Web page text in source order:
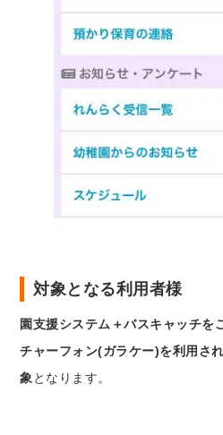
対象となる利用者様
園支援システム＋バスキャッチを
チャーフォン(ガラケー)を利用さ
象 となります。